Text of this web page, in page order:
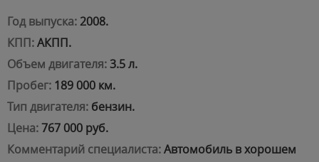
Год выпуска: 2008.
КПП:АКПП.
Объем двигателя:3.5 л.
Пробег: 189 000 км.
Тип двигателя: бензин.
Цена:767 000 руб.
Комментарий специалиста:Автомобиль в хорошем